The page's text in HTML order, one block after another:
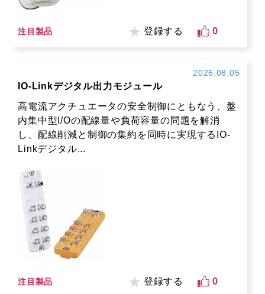
注目製品 登録する 0
2026.08.05
IO-Linkデジタル出力モジュール
高電流アクチュエータの安全制御にともなう、盤
内集中型I/Oの配線量や負荷容量の問題を解消
し、配線削減と制御の集約を同時に実現するIO-
Linkデジタル...
注目製品 登録する 0